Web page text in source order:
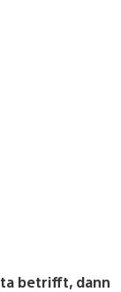
betrifft, dann